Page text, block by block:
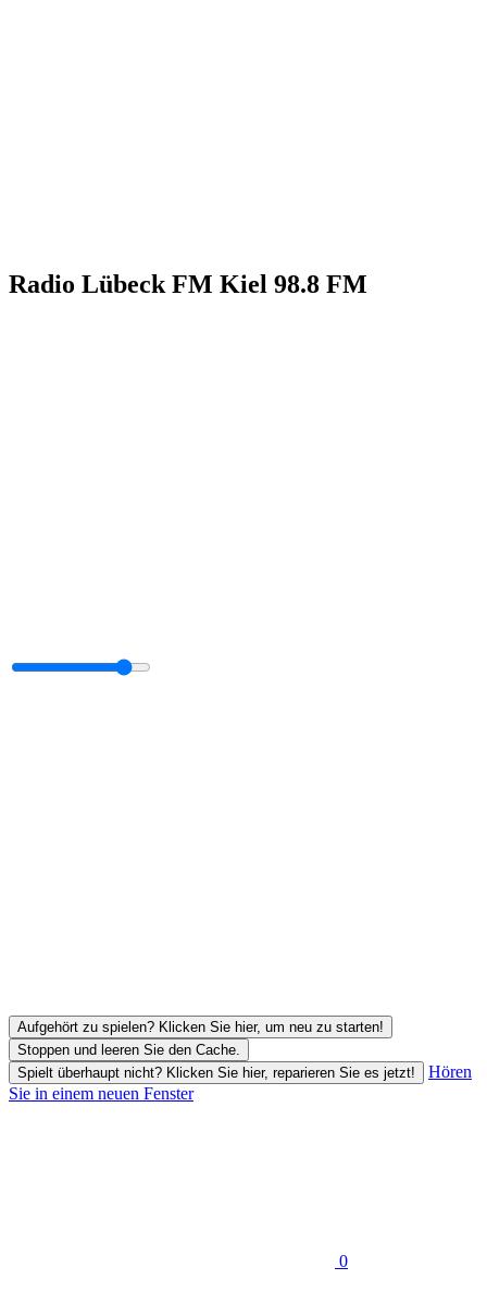
Radio Lübeck FM Kiel 98.8 FM
Aufgehört zu spielen? Klicken Sie hier, um neu zu starten!
Stoppen und leeren Sie den Cache.
Spielt überhaupt nicht? Klicken Sie hier, reparieren Sie es jetzt!
Hören
Sie in einem neuen Fenster
0